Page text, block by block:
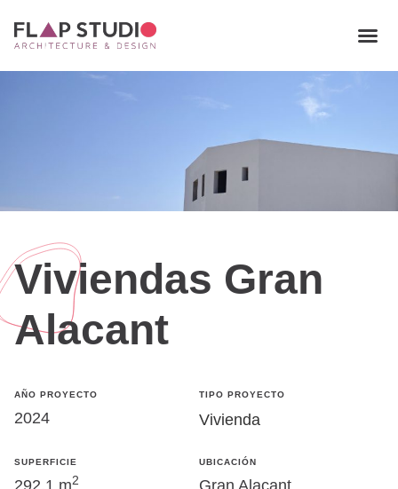
Viviendas Gran
Alacant
AÑO PROYECTO
2024
TIPO PROYECTO
Vivienda
SUPERFICIE
292,1 m2
UBICACIÓN
Gran Alacant